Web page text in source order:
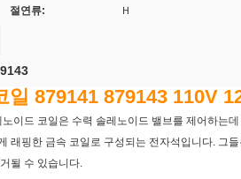
절연류: Ｈ
879141 879143 110V
이드 코일은 수력 솔레노이드 밸브를 제어하는
핑한 금속 코일로 구성되는 전자석입니다. 그
될 수 있습니다.